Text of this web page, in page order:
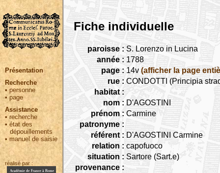
Présentation
Recherche
• personne
•page
Assistance
• recherche
•état des
dépouillements
•manuel de saisie
réalisé par :
Fiche individuelle
paroisse : S. Lorenzo in Lucina
année : 1788
page : 14v (afficher la page
rue : CONDOTTI (Principia
habitat :
nom : D'AGOSTINI
prénom : Carmine
patronyme :
référent : D'AGOSTINI Carmine
relation : capofuoco
situation : Sartore (Sart.e)
provenance :